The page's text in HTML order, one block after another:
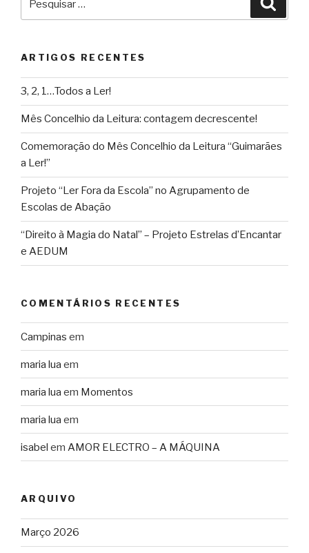
por:
ARTIGOS RECENTES
3, 2, 1…Todos a Ler!
Mês Concelhio da Leitura: contagem decrescente!
Comemoração do Mês Concelhio da Leitura “Guimarães
a Ler!”
Projeto “Ler Fora da Escola” no Agrupamento de
Escolas de Abação
“Direito à Magia do Natal” – Projeto Estrelas d’Encantar
e AEDUM
COMENTÁRIOS RECENTES
Campinas em
maria lua em
maria lua em Momentos
maria lua em
isabel em AMOR ELECTRO – A MÁQUINA
ARQUIVO
Março 2026